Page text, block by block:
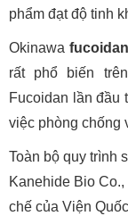
phẩm đạt độ tinh
Okinawa
rất phổ biến
Fucoidan lần đầu
việc phòng chống
Toàn bộ quy trình
Kanehide Bio
chế của Viện